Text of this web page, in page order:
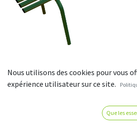
Banquette
Nous utilisons des cookies pour vous
expérience utilisateur sur ce site.
Que les